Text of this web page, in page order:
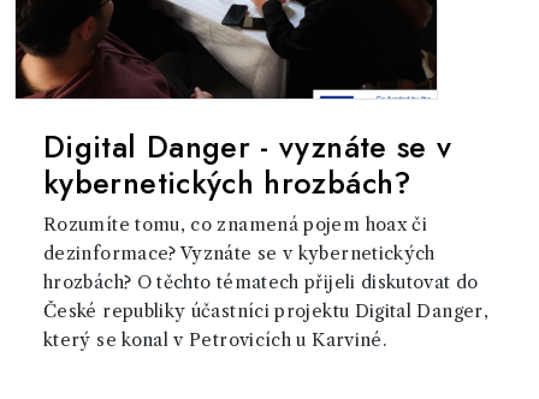
Digital Danger - vyznáte se v
kybernetických hrozbách?
Rozumíte tomu, co znamená pojem hoax či
dezinformace? Vyznáte se v kybernetických
hrozbách? O těchto tématech přijeli diskutovat do
České republiky účastníci projektu Digital Danger,
který se konal v Petrovicích u Karviné.